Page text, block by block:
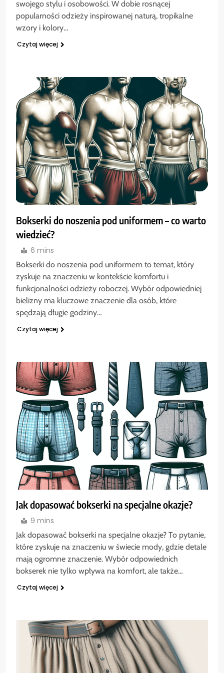
swojego stylu i osobowości. W dobie rosnącej
popularności odzieży inspirowanej naturą, tropikalne
wzory i kolory…
Czytaj więcej
Bokserki do noszenia pod uniformem – co warto
wiedzieć?
6 mins
Bokserki do noszenia pod uniformem to temat, który
zyskuje na znaczeniu w kontekście komfortu i
funkcjonalności odzieży roboczej. Wybór odpowiedniej
bielizny ma kluczowe znaczenie dla osób, które
spędzają długie godziny…
Czytaj więcej
Jak dopasować bokserki na specjalne okazje?
9 mins
Jak dopasować bokserki na specjalne okazje? To pytanie,
które zyskuje na znaczeniu w świecie mody, gdzie detale
mają ogromne znaczenie. Wybór odpowiednich
bokserek nie tylko wpływa na komfort, ale także…
Czytaj więcej